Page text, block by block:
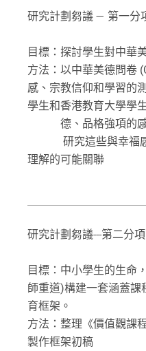
研究計劃芻議 — 第一分
目標：探討學生對中華
方法：以中華美德問卷
感、宗教信仰和學習的
學生和香港教育大學學
德、品格強項的
研究這些與幸福感
理解的可能關聯
研究計劃芻議---第二分項
目標：中小學生的生命
師重道)構建一套涵蓋
育框架。
方法：整理《價值觀課
製作框架初稿